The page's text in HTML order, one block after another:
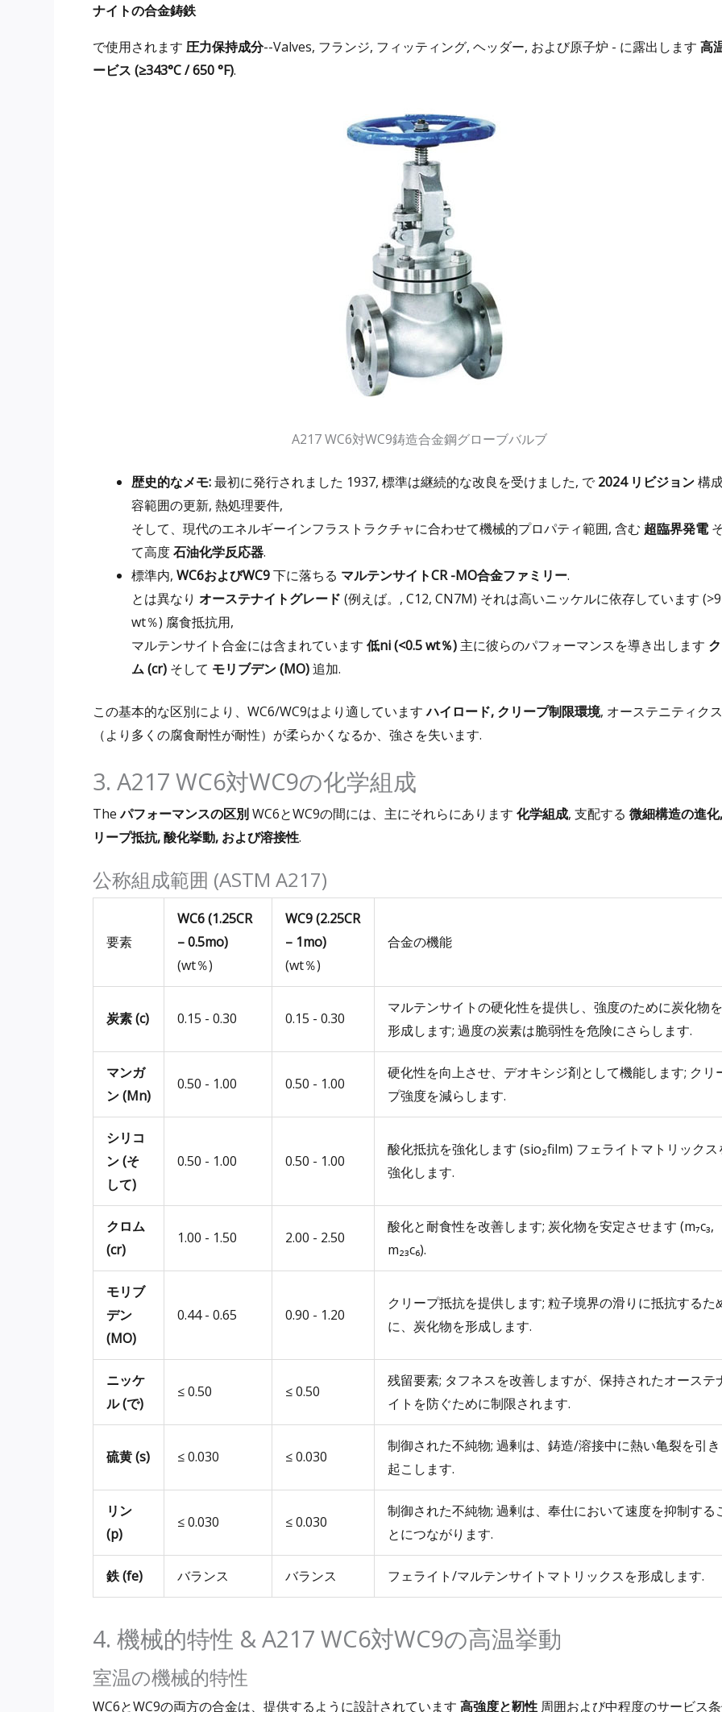
ナイトの合金鋳​​鉄
で使用されます 圧力保持成分--Valves, フランジ, フィッティング, ヘッダー, および原子炉 - に露出します 高
ービス (≥343°C / 650 °F).
A217 WC6対WC9鋳造合金鋼グローブバルブ
歴史的なメモ:最初に発行されました 1937, 標準は継続的な改良を受けました, で2024 リビジョン構
容範囲の更新, 熱処理要件,
そして、現代のエネルギーインフラストラクチャに合わせて機械的プロパティ範囲, 含む 超臨界発電
て高度石油化学反応器.
標準内, WC6およびWC9下に落ちる マルテンサイトCR -MO合金ファミリー.
とは異なり オーステナイトグレード (例えば。, C12, CN7M) それは高いニッケルに依存しています (>9
wt％) 腐食抵抗用,
マルテンサイト合金には含まれています 低ni (<0.5 wt％) 主に彼らのパフォーマンスを導き出します
ム (cr) そして モリブデン (MO)追加.
この基本的な区別により、WC6/WC9はより適していますハイロード, クリープ制限環境, オーステニティクス
（より多くの腐食耐性が耐性）が柔らかくなるか、強さを失います.
3. A217 WC6対WC9の化学組成
The パフォーマンスの区別WC6とWC9の間には、主にそれらにあります 化学組成, 支配する 微細構造の進化
リープ抵抗, 酸化挙動, および溶接性.
公称組成範囲 (ASTM A217)
要素
WC6 (1.25CR
– 0.5mo)
(wt％)
WC9 (2.25CR
– 1mo)
(wt％)
合金の機能
炭素 (c) 0.15 - 0.30 0.15 - 0.30
マルテンサイトの硬化性を提供し、強度のために炭化物を
形成します; 過度の炭素は脆弱性を危険にさらします.
マンガ
ン (Mn)
0.50 - 1.00 0.50 - 1.00
硬化性を向上させ、デオキシジ剤として機能します; クリ
プ強度を減らします.
シリコ
ン (そ
して)
0.50 - 1.00 0.50 - 1.00
酸化抵抗を強化します (sio₂film) フェライトマトリックス
強化します.
クロム
(cr)
1.00 - 1.50 2.00 - 2.50
酸化と耐食性を改善します; 炭化物を安定させます (m₇c₃,
m₂₃c₆).
モリブ
デン
(MO)
0.44 - 0.65 0.90 - 1.20
クリープ抵抗を提供します; 粒子境界の滑りに抵抗するた
に、炭化物を形成します.
ニッケ
ル (で)
≤ 0.50 ≤ 0.50
残留要素; タフネスを改善しますが、保持されたオーステ
イトを防ぐために制限されます.
硫黄 (s) ≤ 0.030 ≤ 0.030
制御された不純物; 過剰は、鋳造/溶接中に熱い亀裂を引き
起こします.
リン
(p)
≤ 0.030 ≤ 0.030
制御された不純物; 過剰は、奉仕において速度を抑制する
とにつながります.
鉄 (fe) バランス バランス フェライト/マルテンサイトマトリックスを形成します.
4. 機械的特性 & A217 WC6対WC9の高温挙動
室温の機械的特性
WC6とWC9の両方の合金は、提供するように設計されています 高強度と靭性 周囲および中程度のサービス